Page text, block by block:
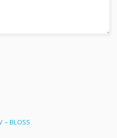
– BLOSS